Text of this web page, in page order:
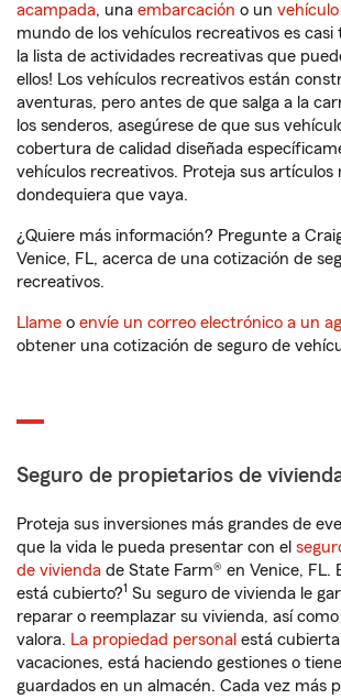
acampada, una embarcación o un
mundo de los vehículos recreativos es
la lista de actividades recreativas que
ellos! Los vehículos recreativos están
aventuras, pero antes de que salga a la
los senderos, asegúrese de que sus
cobertura de calidad diseñada
vehículos recreativos. Proteja sus artículos
dondequiera que vaya.
¿Quiere más información? Pregunte a
Venice, FL, acerca de una cotización de
recreativos.
Llame o envíe un correo electrónico a un
obtener una cotización de seguro de
Seguro de propietarios de
Proteja sus inversiones más grandes de
que la vida le pueda presentar con el
de vivienda de State Farm® en Venice, FL.
está cubierto?1 Su seguro de vivienda le
reparar o reemplazar su vivienda, así
valora. La propiedad personal está
vacaciones, está haciendo gestiones o
guardados en un almacén. Cada vez más